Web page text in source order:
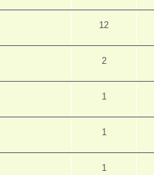
12
2
1
1
1